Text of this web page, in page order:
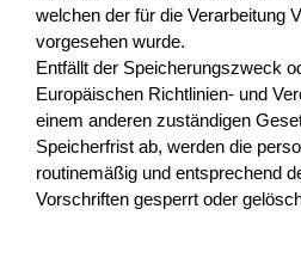
welchen der für die Verarbeitung
vorgesehen wurde.
Entfällt der Speicherungszweck
Europäischen Richtlinien- und
einem anderen zuständigen
Speicherfrist ab, werden die
routinemäßig und entsprechend
Vorschriften gesperrt oder